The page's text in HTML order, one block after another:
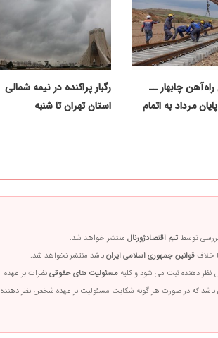
چابهار ــ
مرداد به اتمام
رگبار پراکنده در نیمه شمالی
استان تهران تا شنبه
توسط تیم اقتصادژورنال منتشر خواهد شد.
خلاف قوانین جمهوری اسلامی ایرانباشد منتشر نخواهد شد.
دهنده ثبت می شود و کلیه مسئولیت های حقوقینظرات بر عهده
که در صورت هر گونه شکایت مسئولیت بر عهده شخص نظر دهنده